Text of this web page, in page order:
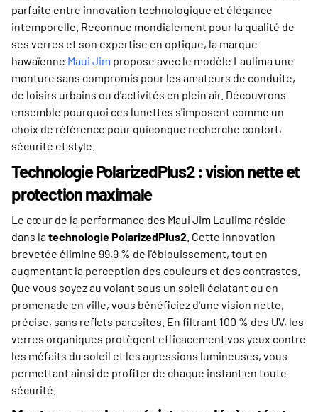
parfaite entre innovation technologique et élégance
intemporelle. Reconnue mondialement pour la qualité de
ses verres et son expertise en optique, la marque
hawaïenne Maui Jim propose avec le modèle Laulima une
monture sans compromis pour les amateurs de conduite,
de loisirs urbains ou d'activités en plein air. Découvrons
ensemble pourquoi ces lunettes s'imposent comme un
choix de référence pour quiconque recherche confort,
sécurité et style.
Technologie PolarizedPlus2 : vision nette et
protection maximale
Le cœur de la performance des Maui Jim Laulima réside
dans latechnologie PolarizedPlus2 . Cette innovation
brevetée élimine 99,9 % de l'éblouissement, tout en
augmentant la perception des couleurs et des contrastes.
Que vous soyez au volant sous un soleil éclatant ou en
promenade en ville, vous bénéficiez d'une vision nette,
précise, sans reflets parasites. En filtrant 100 % des UV, les
verres organiques protègent efficacement vos yeux contre
les méfaits du soleil et les agressions lumineuses, vous
permettant ainsi de profiter de chaque instant en toute
sécurité.